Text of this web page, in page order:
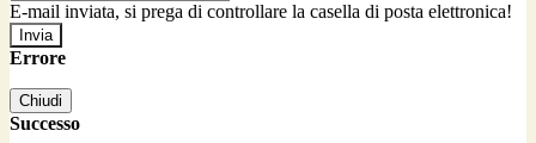
E-mail inviata, si prega di controllare la casella di posta elettronica!
Errore
Chiudi
Successo